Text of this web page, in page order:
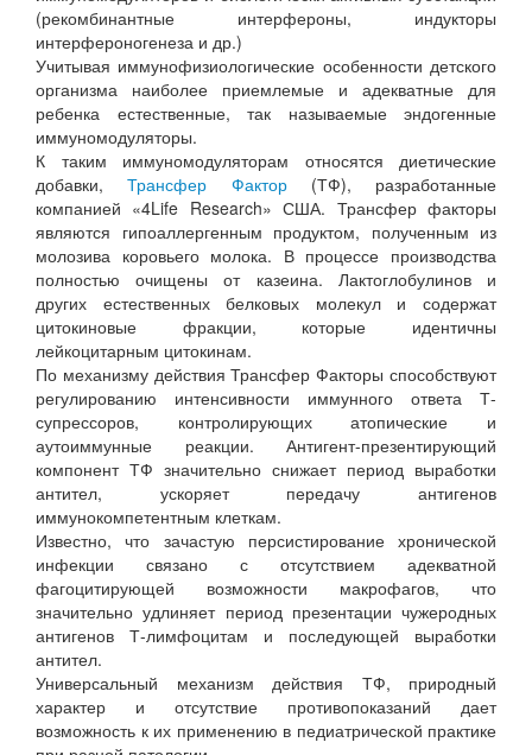
(рекомбинантные интерфероны, индукторы
интерфероногенеза и др.)
Учитывая иммунофизиологические особенности детского
организма наиболее приемлемые и адекватные для
ребенка естественные, так называемые эндогенные
иммуномодуляторы.
К таким иммуномодуляторам относятся диетические
добавки,Трансфер Фактор(ТФ), разработанные
компанией «4Life Research» США. Трансфер факторы
являются гипоаллергенным продуктом, полученным из
молозива коровьего молока. В процессе производства
полностью очищены от казеина. Лактоглобулинов и
других естественных белковых молекул и содержат
цитокиновые фракции, которые идентичны
лейкоцитарным цитокинам.
По механизму действия Трансфер Факторы способствуют
регулированию интенсивности иммунного ответа Т-
супрессоров, контролирующих атопические и
аутоиммунные реакции. Антигент-презентирующий
компонент ТФ значительно снижает период выработки
антител, ускоряет передачу антигенов
иммунокомпетентным клеткам.
Известно, что зачастую персистирование хронической
инфекции связано с отсутствием адекватной
фагоцитирующей возможности макрофагов, что
значительно удлиняет период презентации чужеродных
антигенов Т-лимфоцитам и последующей выработки
антител.
Универсальный механизм действия ТФ, природный
характер и отсутствие противопоказаний дает
возможность к их применению в педиатрической практике